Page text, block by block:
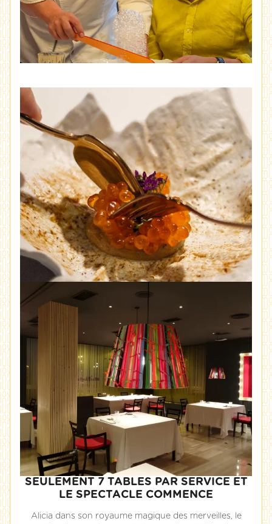
SEULEMENT 7 TABLES PAR SERVICE ET
LE SPECTACLE COMMENCE
Alicia dans son royaume magique des merveilles, le